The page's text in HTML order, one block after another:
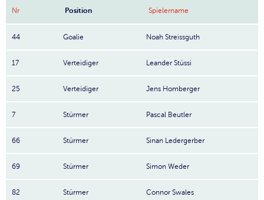
Nr Position Spielername
44 Goalie Noah Streissguth
17 Verteidiger Leander Stüssi
25 Verteidiger Jens Homberger
7 Stürmer Pascal Beutler
66 Stürmer Sinan Ledergerber
69 Stürmer Simon Weder
82 Stürmer Connor Swales